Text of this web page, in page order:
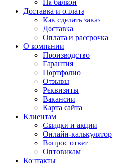
На балкон
Доставка и оплата
Как сделать заказ
Доставка
Оплата и рассрочка
О компании
Производство
Гарантия
Портфолио
Отзывы
Реквизиты
Вакансии
Карта сайта
Клиентам
Скидки и акции
Онлайн-калькулятор
Вопрос-ответ
Оптовикам
Контакты